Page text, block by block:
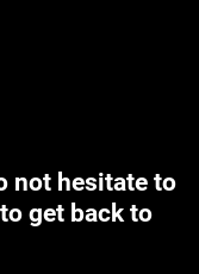
not hesitate to
get back to